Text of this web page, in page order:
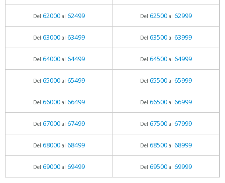
Del 62000al 62499 Del 62500al 62999
Del 63000al 63499 Del 63500al 63999
Del 64000al 64499 Del 64500al 64999
Del 65000al 65499 Del 65500al 65999
Del 66000al 66499 Del 66500al 66999
Del 67000al 67499 Del 67500al 67999
Del 68000al 68499 Del 68500al 68999
Del 69000al 69499 Del 69500al 69999